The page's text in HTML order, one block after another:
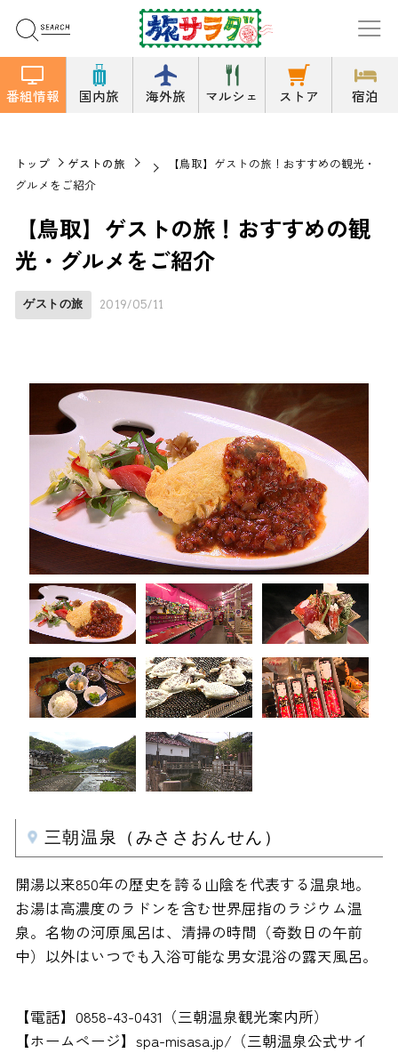
番組情報 国内旅 海外旅 マルシェ ストア 宿泊
トップ ゲストの旅
【鳥取】ゲストの旅！おすすめの観光・
グルメをご紹介
【鳥取】ゲストの旅！おすすめの観
光・グルメをご紹介
ゲストの旅 2019/05/11
三朝温泉（みささおんせん）
開湯以来850年の歴史を誇る山陰を代表する温泉地。
お湯は高濃度のラドンを含む世界屈指のラジウム温
泉。名物の河原風呂は、清掃の時間（奇数日の午前
中）以外はいつでも入浴可能な男女混浴の露天風呂。
【電話】0858-43-0431（三朝温泉観光案内所）
【ホームページ】spa-misasa.jp/（三朝温泉公式サイ